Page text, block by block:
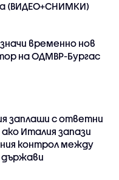
(ВИДЕО+СНИМКИ)
временно нов
на ОДМВР-Бургас
заплаши с ответни
Италия запази
контрол между